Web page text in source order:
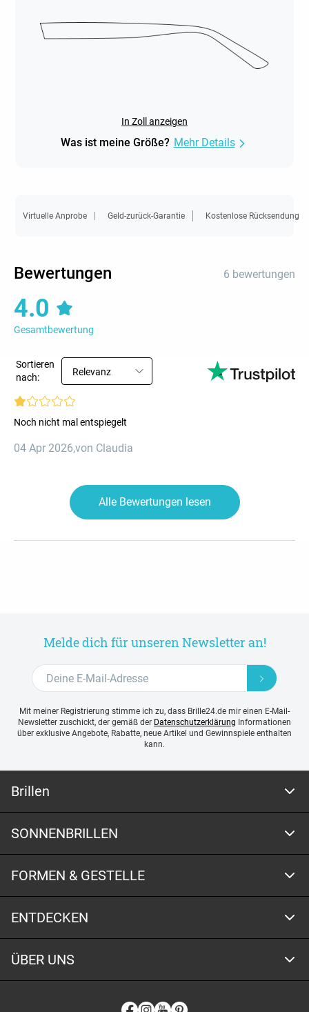
In Zoll anzeigen
Was ist meine Größe? Mehr Details
Virtuelle Anprobe Geld-zurück-Garantie Kostenlose Rücksendung
Bewertungen 6 bewertungen
4.0
Gesamtbewertung
Sortieren
nach:
Relevanz
Noch nicht mal entspiegelt
04 Apr 2026,von Claudia
Alle Bewertungen lesen
Melde dich für unseren Newsletter an!
Mit meiner Registrierung stimme ich zu, dass Brille24.de mir einen E-Mail-
Newsletter zuschickt, der gemäß der Datenschutzerklärung Informationen
über exklusive Angebote, Rabatte, neue Artikel und Gewinnspiele enthalten
kann.
Brillen
SONNENBRILLEN
FORMEN & GESTELLE
ENTDECKEN
ÜBER UNS